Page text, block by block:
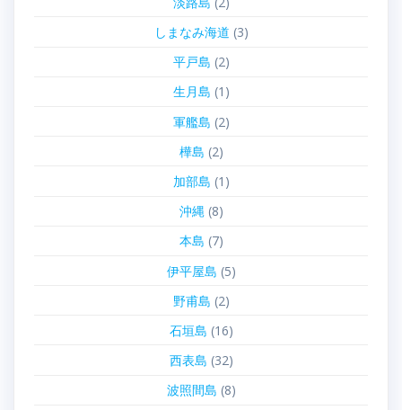
しまなみ海道 (3)
平戸島 (2)
生月島 (1)
軍艦島 (2)
樺島 (2)
加部島 (1)
沖縄(8)
本島 (7)
伊平屋島 (5)
野甫島 (2)
石垣島 (16)
西表島 (32)
波照間島 (8)